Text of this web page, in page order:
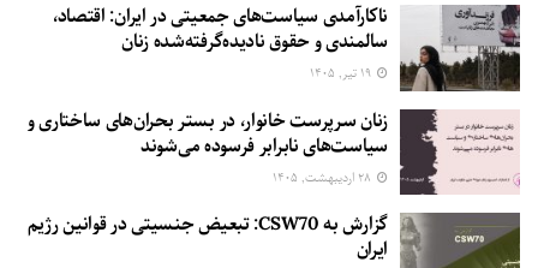
ناکارآمدی سیاست‌های جمعیتی در ایران: اقتصاد،
سالمندی و حقوق نادیده‌گرفته‌شده زنان
۱۹ تیر, ۱۴۰۵
زنان سرپرست خانوار، در بستر بحران‌های ساختاری و
سیاست‌های نابرابر فرسوده می‌شوند
۲۸ اردیبهشت, ۱۴۰۵
گزارش به CSW70: تبعیض جنسیتی در قوانین رژیم
ایران